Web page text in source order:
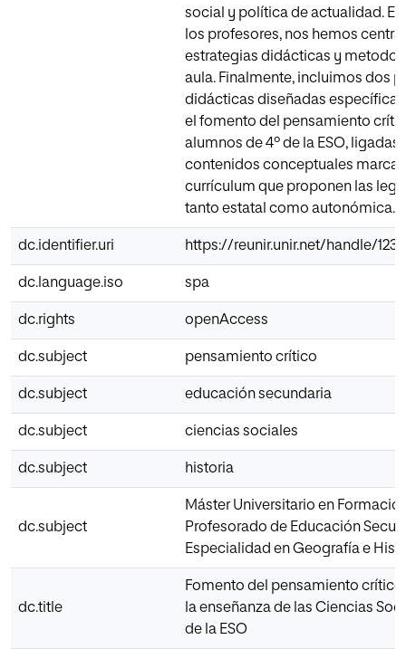
social y política de actualidad. En
los profesores, nos hemos
estrategias didácticas y
aula. Finalmente, incluimos dos
didácticas diseñadas
el fomento del pensamiento
alumnos de 4º de la ESO, ligadas
contenidos conceptuales
currículum que proponen las
tanto estatal como autonómica.
dc.identifier.uri https://reunir.unir.net/handle/
dc.language.iso spa
dc.rights openAccess
dc.subject pensamiento crítico
dc.subject educación secundaria
dc.subject ciencias sociales
dc.subject historia
dc.subject
Máster Universitario en
Profesorado de Educación
Especialidad en Geografía e
dc.title
Fomento del pensamiento crítico
la enseñanza de las Ciencias
de la ESO